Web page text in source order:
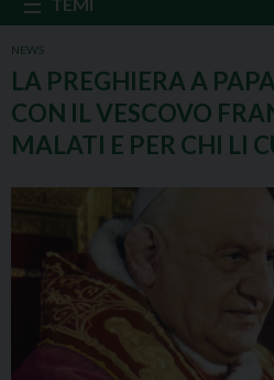
NEWS
LA PREGHIERA A
CON IL VESCOVO
MALATI E PER CHI LI